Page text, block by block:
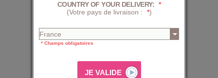
COUNTRY OF YOUR DELIVERY: *
(Votre pays de livraison :
*)
* Champs obligatoires